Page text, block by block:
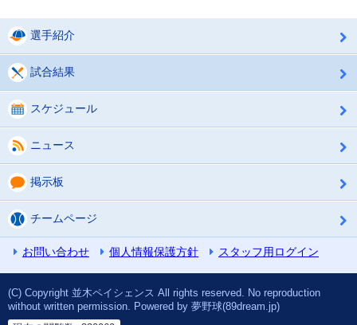
選手紹介
試合結果
スケジュール
ニュース
掲示板
チームページ
お問い合わせ 個人情報保護方針 スタッフ用ログイン
(C) Copyright 並木ペイシェンス All rights reserved. No reproduction
without written permission. Powered by 夢野球(89dream.jp)